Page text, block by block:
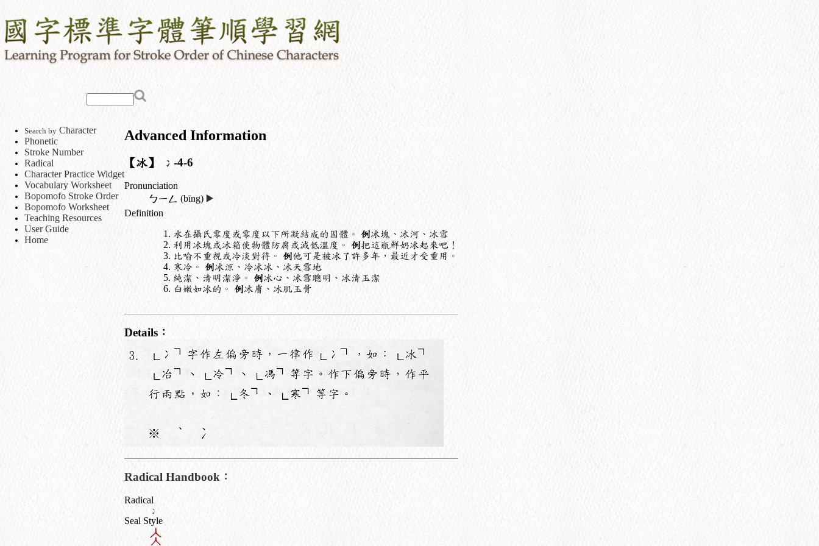
Search by Character
Phonetic
Stroke Number
Radical
Character Practice Widget
Vocabulary Worksheet
Bopomofo Stroke Order
Bopomofo Worksheet
Teaching Resources
User Guide
Home
Advanced Information
【冰】 冫 -4-6
Pronunciation
ㄅㄧㄥ (bīng) ▶️
Definition
水在攝氏零度或零度以下所凝結成的固體。 例冰塊、冰河、冰雪
利用冰塊或冰箱使物體防腐或減低溫度。 例把這瓶鮮奶冰起來吧！
比喻不重視或冷淡對待。 例他可是被冰了許多年，最近才受重用。
寒冷。 例冰涼、冷冰冰、冰天雪地
純潔、清明潔淨。 例冰心、冰雪聰明、冰清玉潔
白嫩如冰的。 例冰膚、冰肌玉骨
Details：
Radical Handbook：
Radical
冫
Seal Style